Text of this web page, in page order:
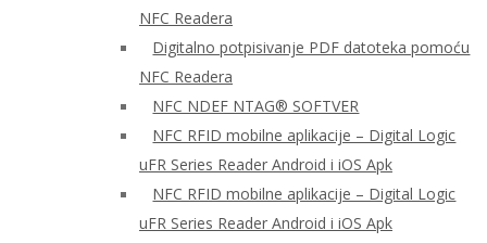
NFC Readera
Digitalno potpisivanje PDF datoteka pomoću
NFC Readera
NFC NDEF NTAG® SOFTVER
NFC RFID mobilne aplikacije – Digital Logic
uFR Series Reader Android i iOS Apk
NFC RFID mobilne aplikacije – Digital Logic
uFR Series Reader Android i iOS Apk